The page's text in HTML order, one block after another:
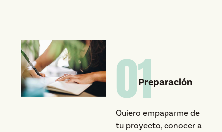
01Preparación
Quiero empaparme de
tu proyecto, conocer a